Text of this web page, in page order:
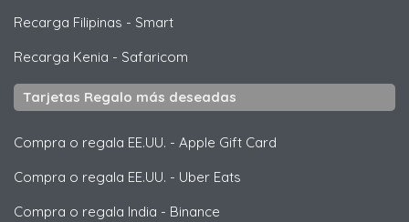
Recarga Filipinas - Smart
Recarga Kenia - Safaricom
Tarjetas Regalo más deseadas
Compra o regala EE.UU. - Apple Gift Card
Compra o regala EE.UU. - Uber Eats
Compra o regala India - Binance